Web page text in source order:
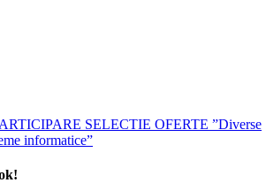
SELECTIE OFERTE ”Diverse
informatice”